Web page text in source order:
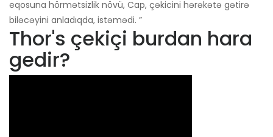
eqosuna hörmətsizlik növü, Cap, çəkicini hərəkətə gətirə
biləcəyini anladıqda, istəmədi. ”
Thor's çekiçi burdan hara
gedir?